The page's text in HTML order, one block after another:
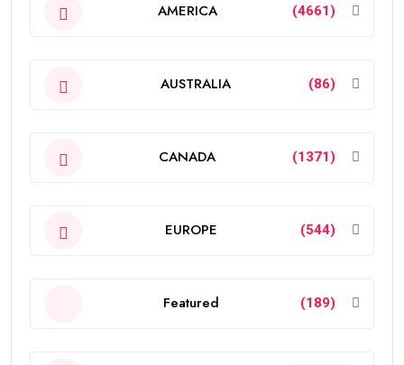
AMERICA (4661)
AUSTRALIA (86)
CANADA (1371)
EUROPE (544)
Featured (189)